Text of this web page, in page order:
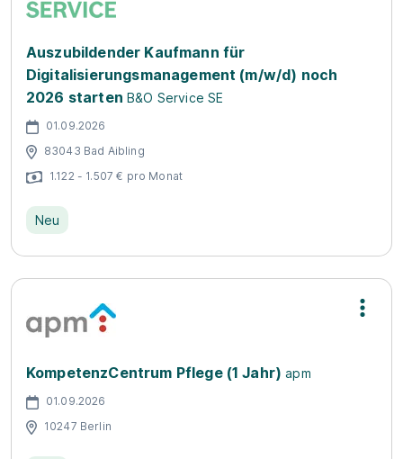
Auszubildender Kaufmann für
Digitalisierungsmanagement (m/w/d) noch
2026 starten B&O Service SE
01.09.2026
83043 Bad Aibling
1.122 - 1.507 € pro Monat
Neu
KompetenzCentrum Pflege (1 Jahr) apm
01.09.2026
10247 Berlin